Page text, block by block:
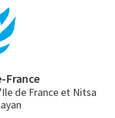
France
de France et Nitsa